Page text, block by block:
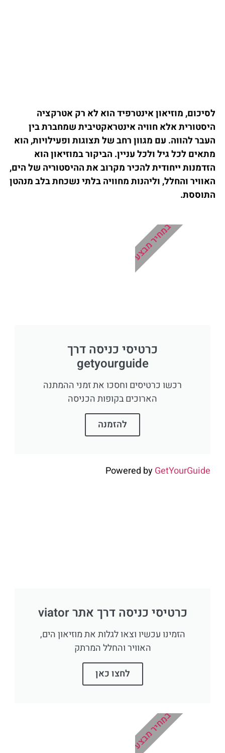
לסיכום, מוזיאון אינטרפיד הוא לא רק אטרקציה
היסטורית אלא חוויה אינטראקטיבית שמחברת בין
העבר להווה. עם מגוון רחב של תצוגות ופעילויות, הוא
מתאים לכל גיל ולכל עניין. הביקור במוזיאון הוא
הזדמנות ייחודית להכיר מקרוב את ההיסטוריה של הים,
האוויר והחלל, וליהנות מחוויה בלתי נשכחת בלב מנהטן
התוססת.
כרטיסי כניסה דרך
getyourguide
רכשו כרטיסים וחסכו את זמני ההמתנה
הארוכים בקופות הכניסה
להזמנה
במחיר מבצע
Powered byGetYourGuide
כרטיסי כניסה דרך אתר viator
הזמינו עכשיו וצאו לגלות את מוזיאון הים,
האוויר והחלל המרתק
לחצו כאן
במחיר מבצע